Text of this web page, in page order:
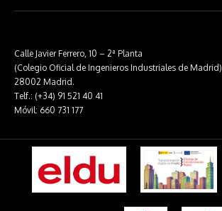
Calle Javier Ferrero, 10 – 2ª Planta
(Colegio Oficial de Ingenieros Industriales de Madrid)
28002 Madrid.
Telf.: (+34) 91 521 40 41
Móvil: 660 731 177